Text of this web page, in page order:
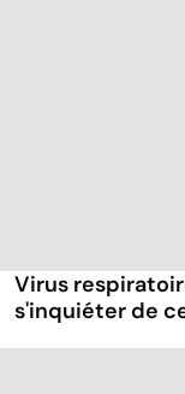
Virus
s'inquiéter de